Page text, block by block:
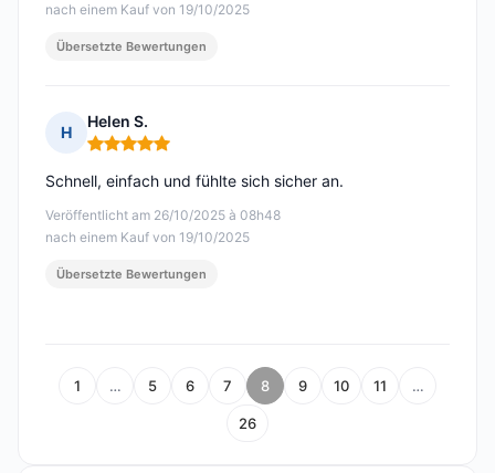
nach einem Kauf von 19/10/2025
Übersetzte Bewertungen
H
Helen S.
Hinweis: 5 von 5
Veröffentlicht am 26/10/2025 à 08h48
nach einem Kauf von 19/10/2025
Schnell, einfach und fühlte sich sicher an.
Übersetzte Bewertungen
1 … 5 6 7 8 9 10 11 …
26